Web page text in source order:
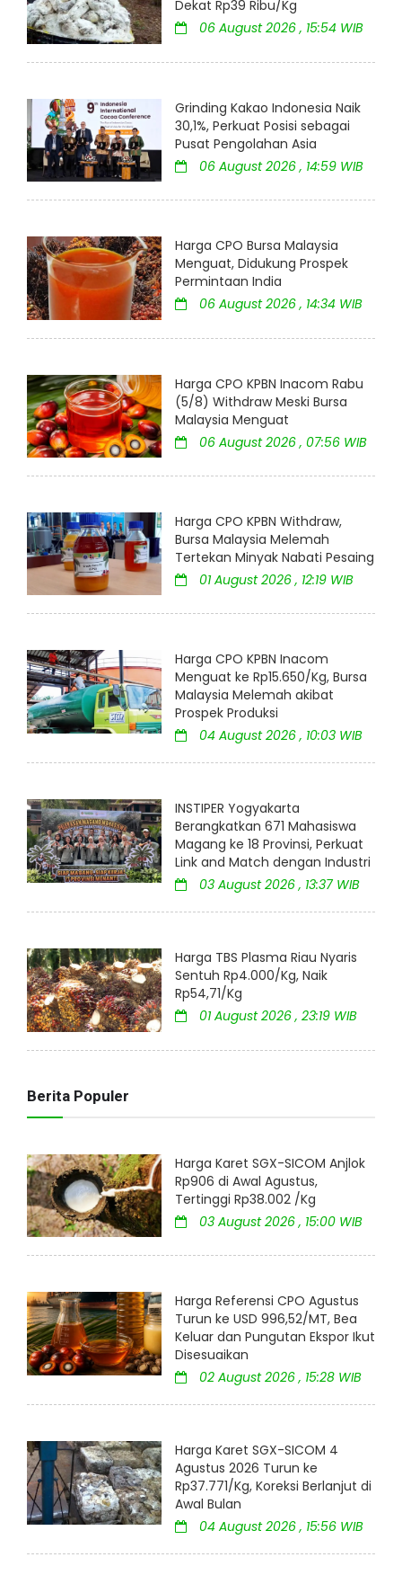
Dekat Rp39 Ribu/Kg
06 August 2026 , 15:54 WIB
Grinding Kakao Indonesia Naik
30,1%, Perkuat Posisi sebagai
Pusat Pengolahan Asia
06 August 2026 , 14:59 WIB
Harga CPO Bursa Malaysia
Menguat, Didukung Prospek
Permintaan India
06 August 2026 , 14:34 WIB
Harga CPO KPBN Inacom Rabu
(5/8) Withdraw Meski Bursa
Malaysia Menguat
06 August 2026 , 07:56 WIB
Harga CPO KPBN Withdraw,
Bursa Malaysia Melemah
Tertekan Minyak Nabati Pesaing
01 August 2026 , 12:19 WIB
Harga CPO KPBN Inacom
Menguat ke Rp15.650/Kg, Bursa
Malaysia Melemah akibat
Prospek Produksi
04 August 2026 , 10:03 WIB
INSTIPER Yogyakarta
Berangkatkan 671 Mahasiswa
Magang ke 18 Provinsi, Perkuat
Link and Match dengan Industri
03 August 2026 , 13:37 WIB
Harga TBS Plasma Riau Nyaris
Sentuh Rp4.000/Kg, Naik
Rp54,71/Kg
01 August 2026 , 23:19 WIB
Berita Populer
Harga Karet SGX-SICOM Anjlok
Rp906 di Awal Agustus,
Tertinggi Rp38.002 /Kg
03 August 2026 , 15:00 WIB
Harga Referensi CPO Agustus
Turun ke USD 996,52/MT, Bea
Keluar dan Pungutan Ekspor Ikut
Disesuaikan
02 August 2026 , 15:28 WIB
Harga Karet SGX-SICOM 4
Agustus 2026 Turun ke
Rp37.771/Kg, Koreksi Berlanjut di
Awal Bulan
04 August 2026 , 15:56 WIB